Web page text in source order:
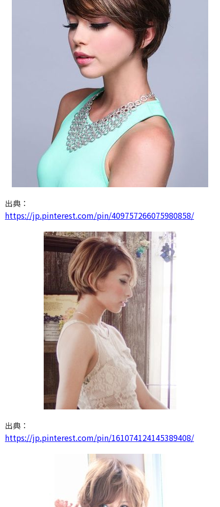
出典：
https://jp.pinterest.com/pin/409757266075980858/
出典：
https://jp.pinterest.com/pin/161074124145389408/